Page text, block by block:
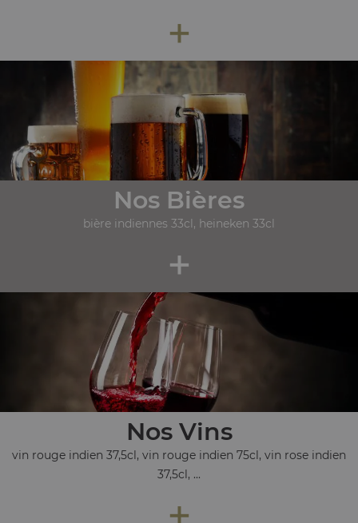
+
Nos Bières
bière indiennes 33cl, heineken 33cl
+
Nos Vins
vin rouge indien 37,5cl, vin rouge indien 75cl, vin rose indien
37,5cl, ...
+